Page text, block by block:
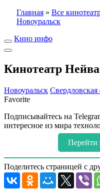
Главная » Все
Новоуральск
Кино инфо
Кинотеатр
Новоуральск Свердловская
Favorite
Подписывайтесь на
интересное из мира
Перейти
Поделитесь страницей с